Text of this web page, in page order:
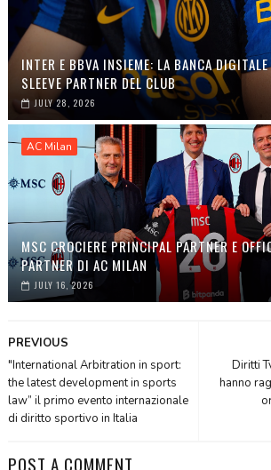
INTER E BBVA INSIEME: LA BANCA
SLEEVE PARTNER DEL CLUB
JULY 28, 2026
AC Milan
MSC CROCIERE PRINCIPAL PARTNER E
PARTNER DI AC MILAN
JULY 16, 2026
Diritti
hanno
PREVIOUS
"International Arbitration in sport:
the latest development in sports
law” il primo evento internazionale
di diritto sportivo in Italia
POST A COMMENT